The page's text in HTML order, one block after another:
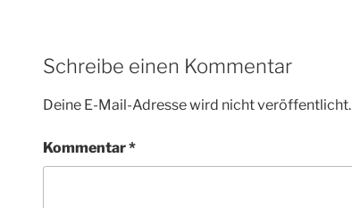
Schreibe einen Kommentar
Deine E-Mail-Adresse wird nicht veröffentlicht.
Kommentar*